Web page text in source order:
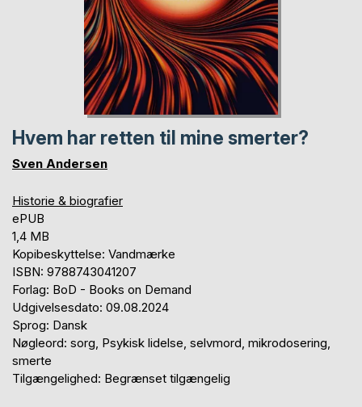
Hvem har retten til mine smerter?
Sven Andersen
Historie & biografier
ePUB
1,4 MB
Kopibeskyttelse: Vandmærke
ISBN: 9788743041207
Forlag: BoD - Books on Demand
Udgivelsesdato: 09.08.2024
Sprog: Dansk
Nøgleord: sorg, Psykisk lidelse, selvmord, mikrodosering,
smerte
Tilgængelighed: Begrænset tilgængelig